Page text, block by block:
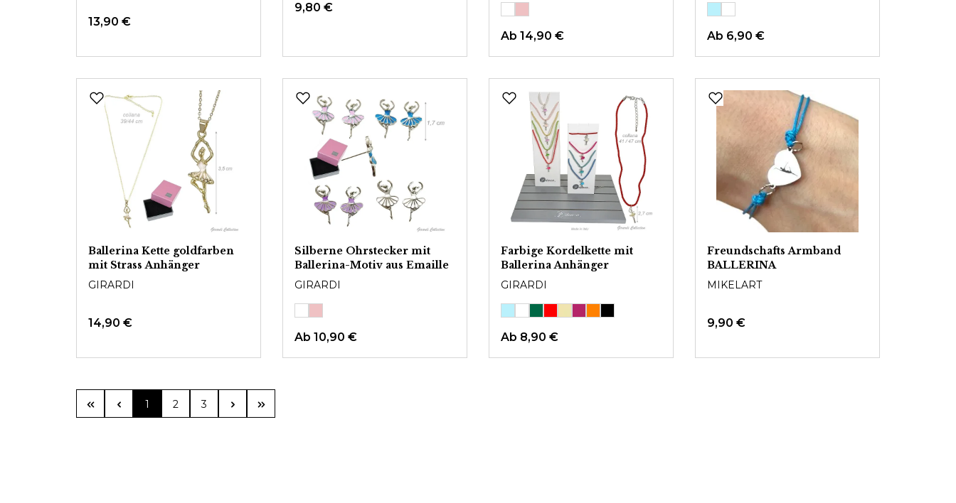
13,90 €
9,80 €
Ab 14,90 € Ab 6,90 €
Ballerina Kette goldfarben
mit Strass Anhänger
GIRARDI
14,90 €
Silberne Ohrstecker mit
Ballerina-Motiv aus Emaille
GIRARDI
Ab 10,90 €
Farbige Kordelkette mit
Ballerina Anhänger
GIRARDI
Ab 8,90 €
Freundschafts Armband
BALLERINA
MIKELART
9,90 €
Seite
1 Seite
2 Seite
3